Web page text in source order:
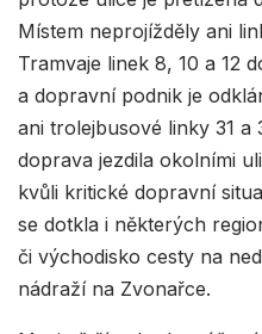
Místem neprojížděly ani
Tramvaje linek 8, 10 a 12
a dopravní podnik je
ani trolejbusové linky 31 a
doprava jezdila okolními
kvůli kritické dopravní
se dotkla i některých
či východisko cesty na
nádraží na Zvonařce.